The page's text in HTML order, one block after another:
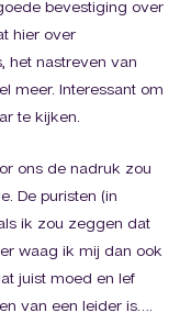
bevestiging over
hier over
het nastreven van
meer. Interessant om
te kijken.
ons de nadruk zou
De puristen (in
ik zou zeggen dat
waag ik mij dan ook
juist moed en lef
van een leider is….